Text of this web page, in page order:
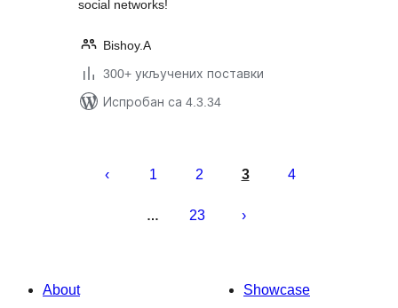
social networks!
Bishoy.A
300+ укључених поставки
Испробан са 4.3.34
чланака
1 2 3 4
… 23
About
Showcase